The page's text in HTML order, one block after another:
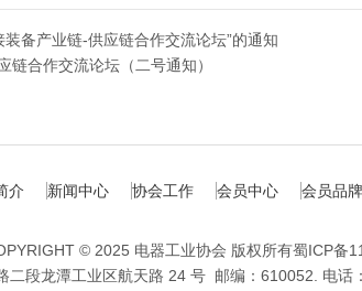
备产业链-供应链合作交流论坛”的通知
合作交流论坛（二号通知）
介 新闻中心 协会工作 会员中心 会员品牌
© 2025 电器工业协会 版权所有蜀ICP备
二段龙潭工业区航天路 24 号 邮编：610052. 电话：